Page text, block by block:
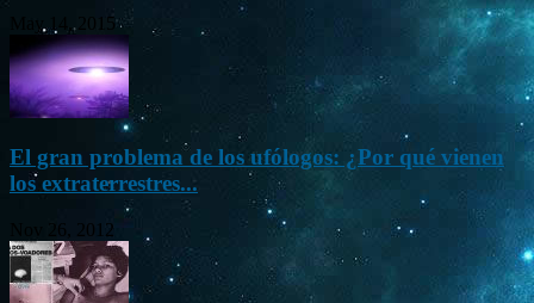
May 14, 2015
El gran problema de los ufólogos: ¿Por qué vienen
los extraterrestres...
Nov 26, 2012